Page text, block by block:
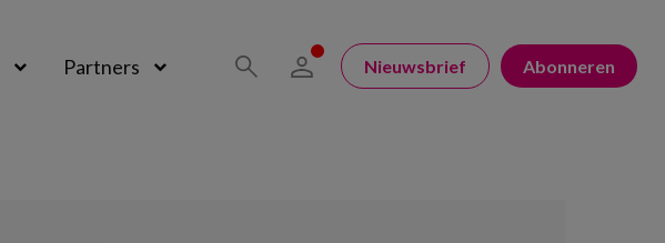
Partners Nieuwsbrief Abonneren